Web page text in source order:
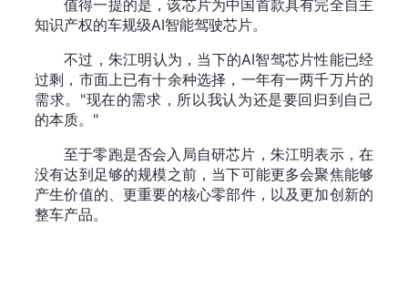
值得一提的是，该芯片为中国首款具有完全自主
知识产权的车规级AI智能驾驶芯片。
不过，朱江明认为，当下的AI智驾芯片性能已经
过剩，市面上已有十余种选择，一年有一两千万片的
需求。"现在的需求，所以我认为还是要回归到自己
的本质。"
至于零跑是否会入局自研芯片，朱江明表示，在
没有达到足够的规模之前，当下可能更多会聚焦能够
产生价值的、更重要的核心零部件，以及更加创新的
整车产品。